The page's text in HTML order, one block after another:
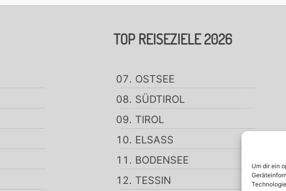
Um dir ein
TOP REISEZIELE 2026
OSTSEE
SÜDTIROL
TIROL
ELSASS
BODENSEE
TESSIN